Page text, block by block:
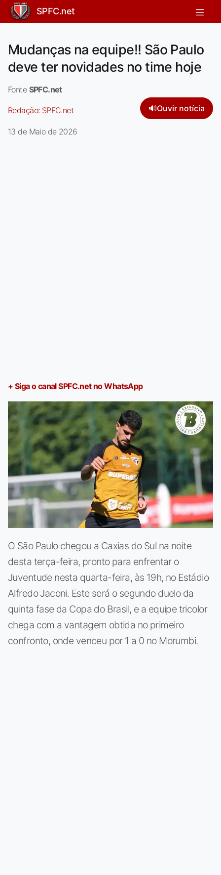
SPFC.net
Mudanças na equipe!! São Paulo
deve ter novidades no time hoje
Fonte SPFC.net
Redação: SPFC.net 🔊Ouvir notícia
13 de Maio de 2026
+ Siga o canal SPFC.net no WhatsApp
O São Paulo chegou a Caxias do Sul na noite
desta terça-feira, pronto para enfrentar o
Juventude nesta quarta-feira, às 19h, no Estádio
Alfredo Jaconi. Este será o segundo duelo da
quinta fase da Copa do Brasil, e a equipe tricolor
chega com a vantagem obtida no primeiro
confronto, onde venceu por 1 a 0 no Morumbi.